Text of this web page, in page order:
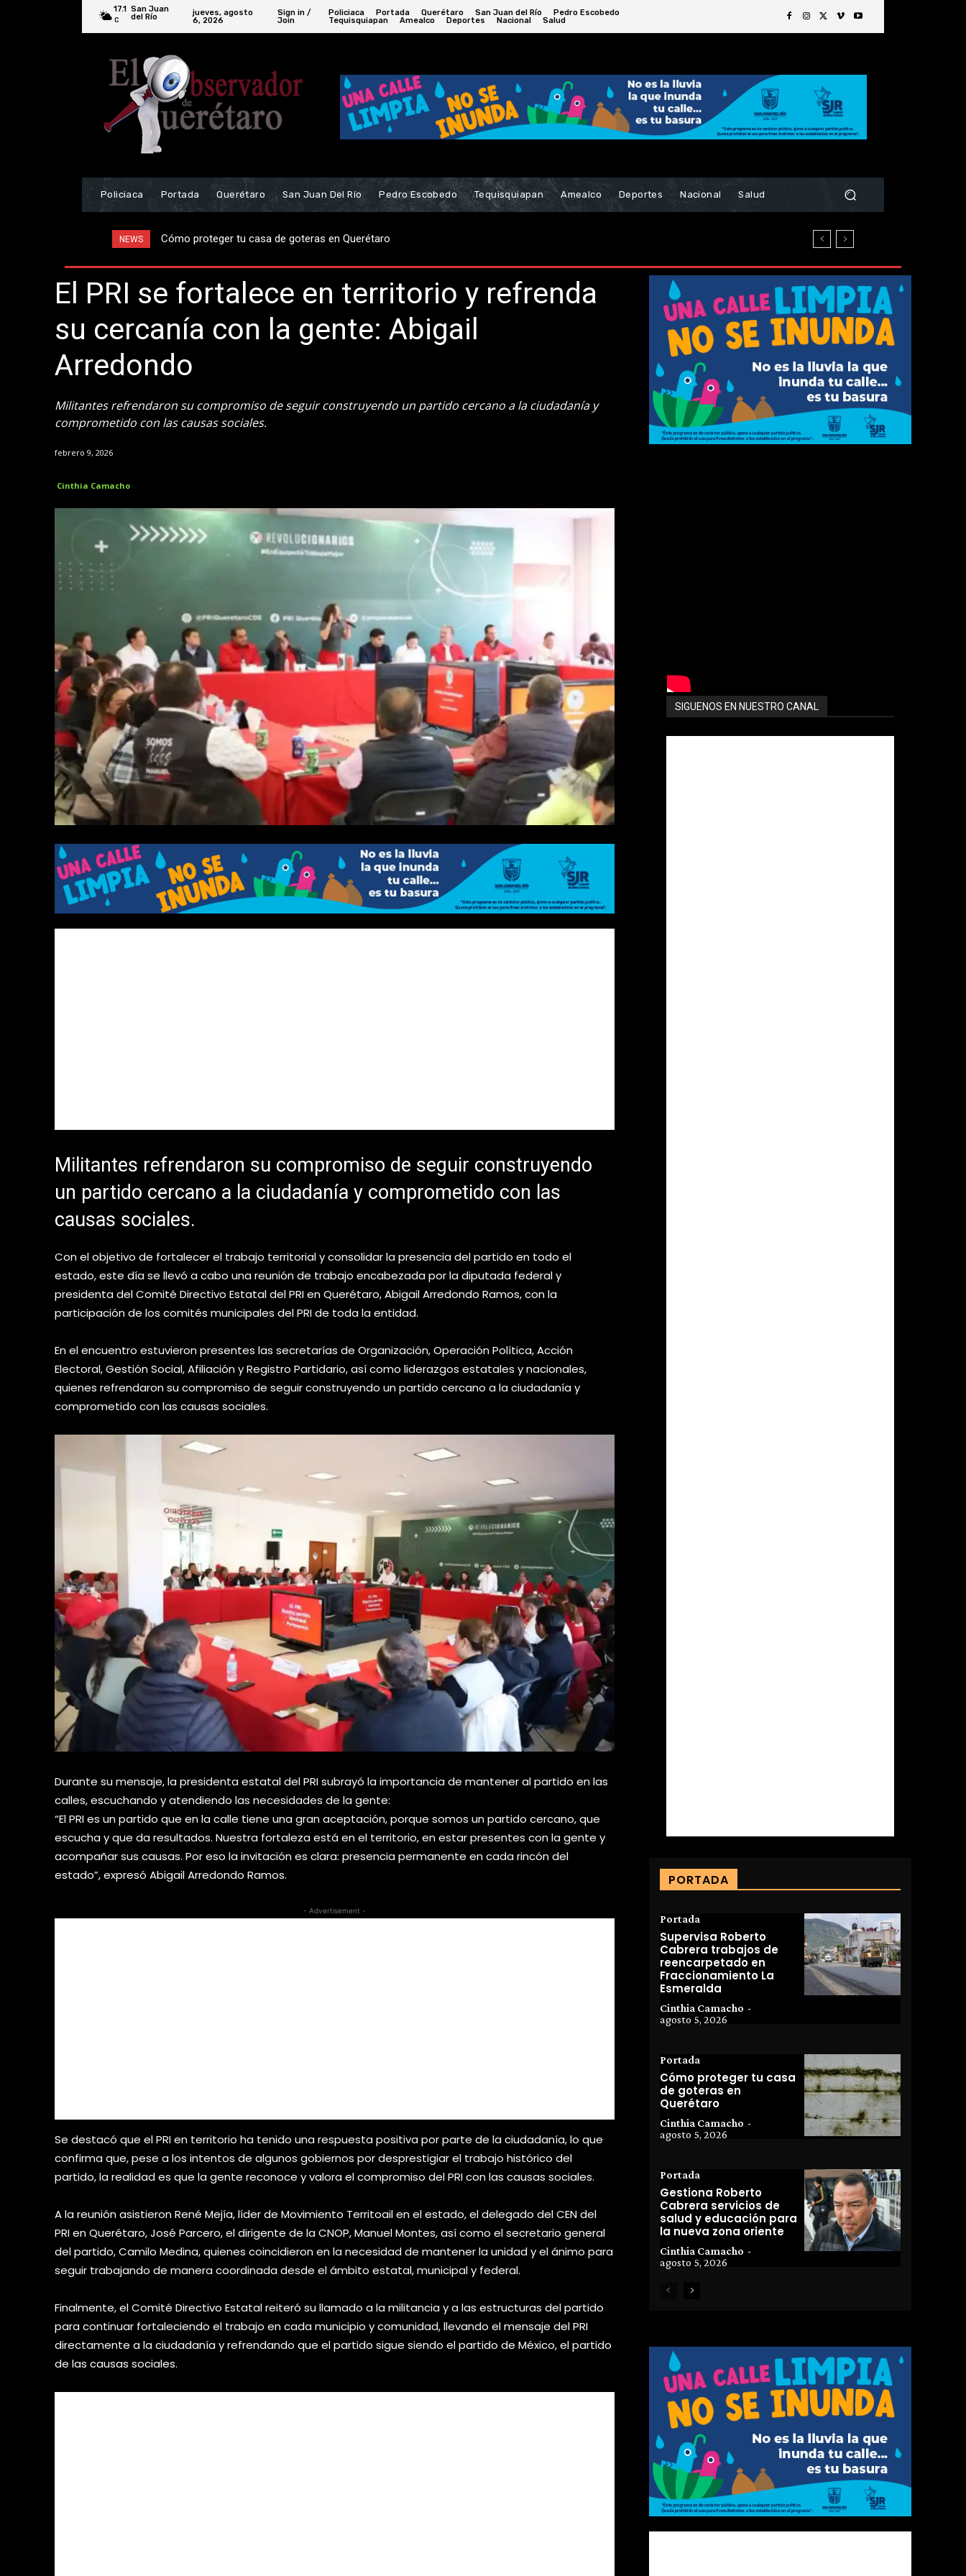
17.1
C
San Juan
del Río
jueves, agosto
6, 2026
Sign in /
Join
Policiaca Portada Querétaro San Juan del Río
Pedro Escobedo
Tequisquiapan
Amealco Deportes Nacional Salud
Policiaca Portada Querétaro San Juan Del Río Pedro Escobedo Tequisquiapan Amealco Deportes Nacional Salud
NEWS Gestiona Roberto Cabrera servicios de salud y educación para la nueva zona oriente
El PRI se fortalece en territorio y refrenda
su cercanía con la gente: Abigail
Arredondo
Militantes refrendaron su compromiso de seguir construyendo un partido cercano a la ciudadanía y
comprometido con las causas sociales.
febrero 9, 2026
Cinthia Camacho
Militantes refrendaron su compromiso de seguir construyendo
un partido cercano a la ciudadanía y comprometido con las
causas sociales.
Con el objetivo de fortalecer el trabajo territorial y consolidar la presencia del partido en todo el
estado, este día se llevó a cabo una reunión de trabajo encabezada por la diputada federal y
presidenta del Comité Directivo Estatal del PRI en Querétaro, Abigail Arredondo Ramos, con la
participación de los comités municipales del PRI de toda la entidad.
En el encuentro estuvieron presentes las secretarías de Organización, Operación Política, Acción
Electoral, Gestión Social, Afiliación y Registro Partidario, así como liderazgos estatales y nacionales,
quienes refrendaron su compromiso de seguir construyendo un partido cercano a la ciudadanía y
comprometido con las causas sociales.
Durante su mensaje, la presidenta estatal del PRI subrayó la importancia de mantener al partido en las
calles, escuchando y atendiendo las necesidades de la gente:
“El PRI es un partido que en la calle tiene una gran aceptación, porque somos un partido cercano, que
escucha y que da resultados. Nuestra fortaleza está en el territorio, en estar presentes con la gente y
acompañar sus causas. Por eso la invitación es clara: presencia permanente en cada rincón del
estado”, expresó Abigail Arredondo Ramos.
- Advertisement -
Se destacó que el PRI en territorio ha tenido una respuesta positiva por parte de la ciudadanía, lo que
confirma que, pese a los intentos de algunos gobiernos por desprestigiar el trabajo histórico del
partido, la realidad es que la gente reconoce y valora el compromiso del PRI con las causas sociales.
A la reunión asistieron René Mejía, líder de Movimiento Territoail en el estado, el delegado del CEN del
PRI en Querétaro, José Parcero, el dirigente de la CNOP, Manuel Montes, así como el secretario general
del partido, Camilo Medina, quienes coincidieron en la necesidad de mantener la unidad y el ánimo para
seguir trabajando de manera coordinada desde el ámbito estatal, municipal y federal.
Finalmente, el Comité Directivo Estatal reiteró su llamado a la militancia y a las estructuras del partido
para continuar fortaleciendo el trabajo en cada municipio y comunidad, llevando el mensaje del PRI
directamente a la ciudadanía y refrendando que el partido sigue siendo el partido de México, el partido
de las causas sociales.
SIGUENOS EN NUESTRO CANAL
PORTADA
Portada
Supervisa Roberto
Cabrera trabajos de
reencarpetado en
Fraccionamiento La
Esmeralda
Cinthia Camacho -
agosto 5, 2026
Portada
Cómo proteger tu casa
de goteras en
Querétaro
Cinthia Camacho -
agosto 5, 2026
Portada
Gestiona Roberto
Cabrera servicios de
salud y educación para
la nueva zona oriente
Cinthia Camacho -
agosto 5, 2026